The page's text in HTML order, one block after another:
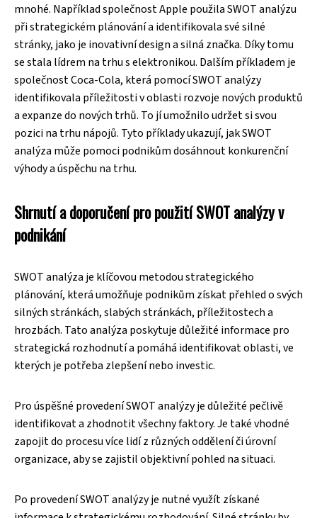
mnohé. Například společnost Apple použila SWOT analýzu
při strategickém plánování a identifikovala své silné
stránky, jako je inovativní design a silná značka. Díky tomu
se stala lídrem na trhu s elektronikou. Dalším příkladem je
společnost Coca-Cola, která pomocí SWOT analýzy
identifikovala příležitosti v oblasti rozvoje nových produktů
a expanze do nových trhů. To jí umožnilo udržet si svou
pozici na trhu nápojů. Tyto příklady ukazují, jak SWOT
analýza může pomoci podnikům dosáhnout konkurenční
výhody a úspěchu na trhu.
Shrnutí a doporučení pro použití SWOT analýzy v
podnikání
SWOT analýza je klíčovou metodou strategického
plánování, která umožňuje podnikům získat přehled o svých
silných stránkách, slabých stránkách, příležitostech a
hrozbách. Tato analýza poskytuje důležité informace pro
strategická rozhodnutí a pomáhá identifikovat oblasti, ve
kterých je potřeba zlepšení nebo investic.
Pro úspěšné provedení SWOT analýzy je důležité pečlivě
identifikovat a zhodnotit všechny faktory. Je také vhodné
zapojit do procesu více lidí z různých oddělení či úrovní
organizace, aby se zajistil objektivní pohled na situaci.
Po provedení SWOT analýzy je nutné využít získané